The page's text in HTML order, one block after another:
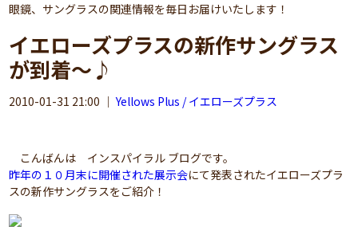
眼鏡、サングラスの関連情報を毎日お届けいたします！
イエローズプラスの新作サングラス
が到着～♪
2010-01-31 21:00 ｜Yellows Plus / イエローズプラス
こんばんは インスパイラル ブログです。
昨年の１０月末に開催された展示会にて発表されたイエローズプラ
スの新作サングラスをご紹介！